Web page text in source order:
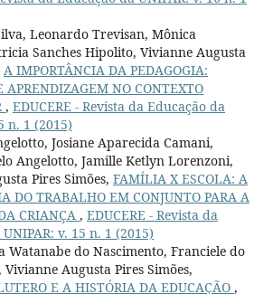
Leonardo Trevisan, Mônica
Sanches Hipolito, Vivianne Augusta
A IMPORTÂNCIA DA PEDAGOGIA:
APRENDIZAGEM NO CONTEXTO
, EDUCERE - Revista da Educação da
n. 1 (2015)
Josiane Aparecida Camani,
Angelotto, Jamille Ketlyn Lorenzoni,
Pires Simões, FAMÍLIA X ESCOLA: A
DO TRABALHO EM CONJUNTO PARA A
CRIANÇA , EDUCERE - Revista da
v. 15 n. 1 (2015)
Watanabe do Nascimento, Franciele do
Augusta Pires Simões,
E A HISTÓRIA DA EDUCAÇÃO ,